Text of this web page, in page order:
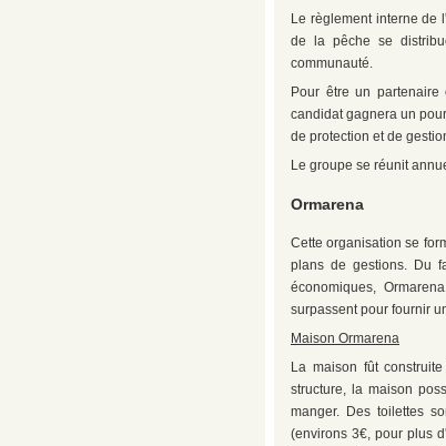
Le règlement interne de
de la pêche se
communauté.
Pour être un
candidat gagnera un
de protection et de
Le groupe se réunit
Ormarena
Cette organisation se
plans de gestions. Du
économiques,
surpassent pour fournir
Maison Ormarena
La maison fût
structure, la maison
manger. Des toilettes
(environs 3€, pour plus